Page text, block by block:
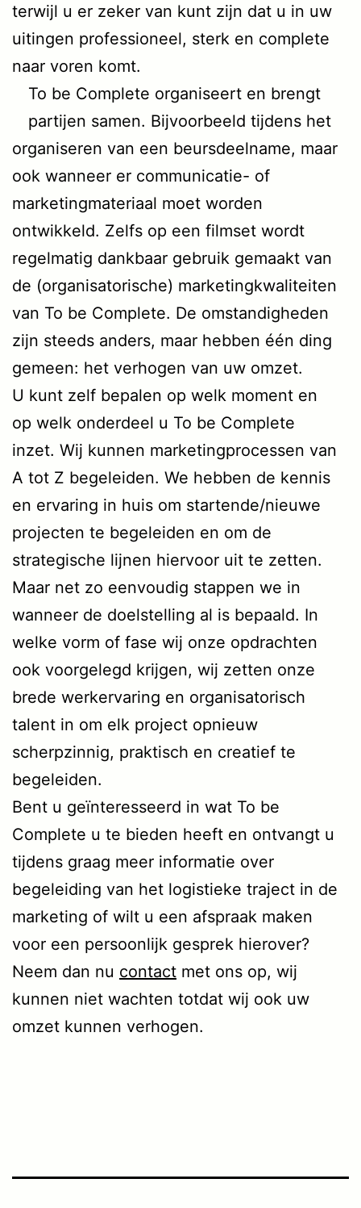
terwijl u er zeker van kunt zijn dat u in uw
uitingen professioneel, sterk en complete
naar voren komt.
To be Complete organiseert en brengt
partijen samen. Bijvoorbeeld tijdens het
organiseren van een beursdeelname, maar
ook wanneer er communicatie- of
marketingmateriaal moet worden
ontwikkeld. Zelfs op een filmset wordt
regelmatig dankbaar gebruik gemaakt van
de (organisatorische) marketingkwaliteiten
van To be Complete. De omstandigheden
zijn steeds anders, maar hebben één ding
gemeen: het verhogen van uw omzet.
U kunt zelf bepalen op welk moment en
op welk onderdeel u To be Complete
inzet. Wij kunnen marketingprocessen van
A tot Z begeleiden. We hebben de kennis
en ervaring in huis om startende/nieuwe
projecten te begeleiden en om de
strategische lijnen hiervoor uit te zetten.
Maar net zo eenvoudig stappen we in
wanneer de doelstelling al is bepaald. In
welke vorm of fase wij onze opdrachten
ook voorgelegd krijgen, wij zetten onze
brede werkervaring en organisatorisch
talent in om elk project opnieuw
scherpzinnig, praktisch en creatief te
begeleiden.
Bent u geïnteresseerd in wat To be
Complete u te bieden heeft en ontvangt u
tijdens graag meer informatie over
begeleiding van het logistieke traject in de
marketing of wilt u een afspraak maken
voor een persoonlijk gesprek hierover?
Neem dan nu contact met ons op, wij
kunnen niet wachten totdat wij ook uw
omzet kunnen verhogen.